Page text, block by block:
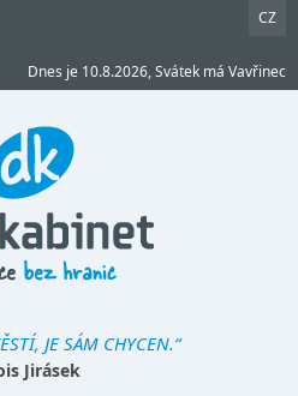
CZ
Dnes je 10.8.2026, Svátek má Vavřinec
JE SÁM CHYCEN.“
Jirásek